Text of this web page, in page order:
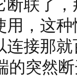
断联了
用，这
连接那
然断